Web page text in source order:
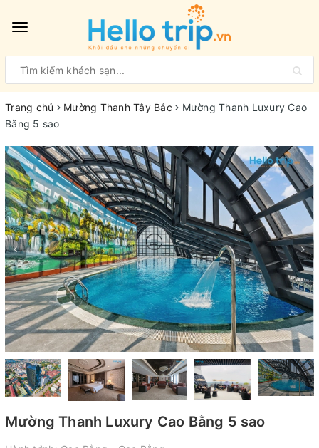
Toggle
Trang chủ Mường Thanh Tây Bắc
Mường Thanh Luxury Cao
Bằng 5 sao
Mường Thanh Luxury Cao Bằng 5 sao